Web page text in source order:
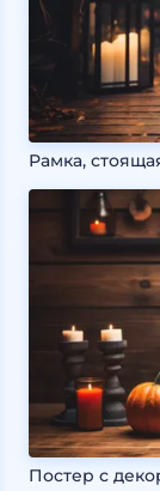
Рамка,
Постер с